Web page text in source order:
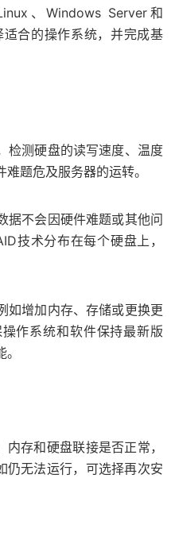
、Windows Server和
合的操作系统，并完成基
检测硬盘的读写速度、温度
题危及服务器的运转。
据不会因硬件难题或其他问
技术分布在每个硬盘上，
如增加内存、存储或更换更
作系统和软件保持最新版
内存和硬盘联接是否正常，
仍无法运行，可选择再次安